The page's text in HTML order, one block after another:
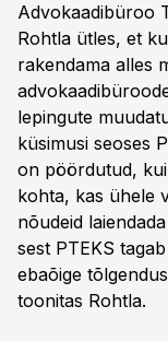
Advokaadibüroo
Rohtla ütles, et
rakendama alles
lepingute
küsimusi seoses
on pöördutud,
kohta, kas ühele
nõudeid
sest PTEKS
ebaõige
toonitas Rohtla.